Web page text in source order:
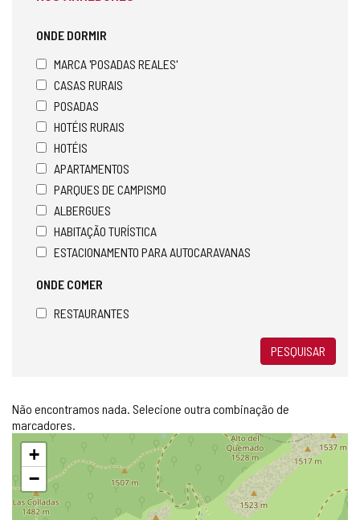
ONDE DORMIR
MARCA 'POSADAS REALES'
CASAS RURAIS
POSADAS
HOTÉIS RURAIS
HOTÉIS
APARTAMENTOS
PARQUES DE CAMPISMO
ALBERGUES
HABITAÇÃO TURÍSTICA
ESTACIONAMENTO PARA AUTOCARAVANAS
ONDE COMER
RESTAURANTES
PESQUISAR
Não encontramos nada. Selecione outra combinação de
marcadores.
Pular
mapa
+
−